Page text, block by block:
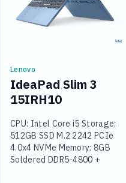
Lenovo
IdeaPad Slim 3
15IRH10
CPU: Intel Core i5 Storage:
512GB SSD M.2 2242 PCIe
4.0x4 NVMe Memory: 8GB
Soldered DDR5-4800 +